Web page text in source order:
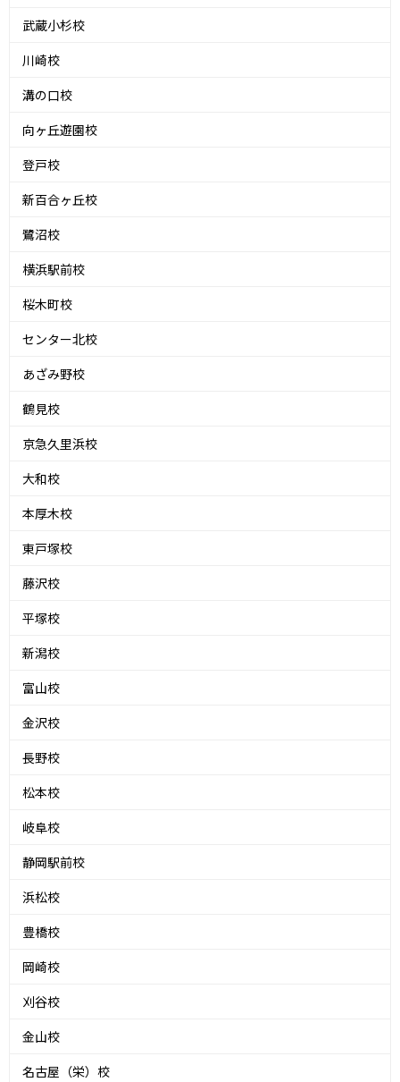
武蔵小杉校
川崎校
溝の口校
向ヶ丘遊園校
登戸校
新百合ヶ丘校
鷺沼校
横浜駅前校
桜木町校
センター北校
あざみ野校
鶴見校
京急久里浜校
大和校
本厚木校
東戸塚校
藤沢校
平塚校
新潟校
富山校
金沢校
長野校
松本校
岐阜校
静岡駅前校
浜松校
豊橋校
岡崎校
刈谷校
金山校
名古屋（栄）校